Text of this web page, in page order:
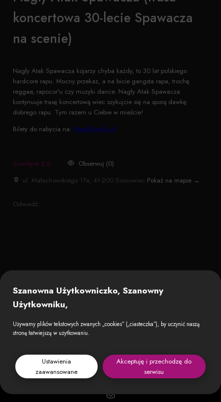
koncertowa 30-lecie Spawacza
na scenie)
Nagły Atak Spawacza kojarzy chyba każdy, to 30 lat polskiego
hardcore rapu. Mocny przekaz, a na bicie gangsta rapa, trochę
reggae, rapocor'u czy muzyki dance. Nagły Atak Spawacza
kontynuuje trasę koncertową wiec szykujcie się na sporą dawkę
dobrego rapu. Tym razem u Ciebie w mieście!
Bilety do nabycia na: KupBilecik.pl
Comityva 2.0 Obserwuj (0)
ul. Małachowskiego 17a, 41-200 Sosnowiec Pokaż na mapie →
Odwiedź:
Szanowna Użytkowniczko, Szanowny
Użytkowniku,
Używamy plików tekstowych zwanych „cookies” („ciasteczka”), by uczynić naszą
stronę łatwiejszą w użytkowaniu.
Ustawienia
zaawansowane
Akceptuję i przechodzę do
serwisu